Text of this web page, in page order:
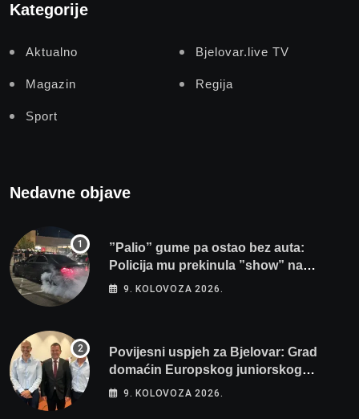
Kategorije
Aktualno Bjelovar.live TV
Magazin Regija
Sport
Nedavne objave
”Palio” gume pa ostao bez auta:
Policija mu prekinula ”show” na
parkingu u Bjelovaru
9. KOLOVOZA 2026.
Povijesni uspjeh za Bjelovar: Grad
domaćin Europskog juniorskog
prvenstva u plivanju 2027!
9. KOLOVOZA 2026.